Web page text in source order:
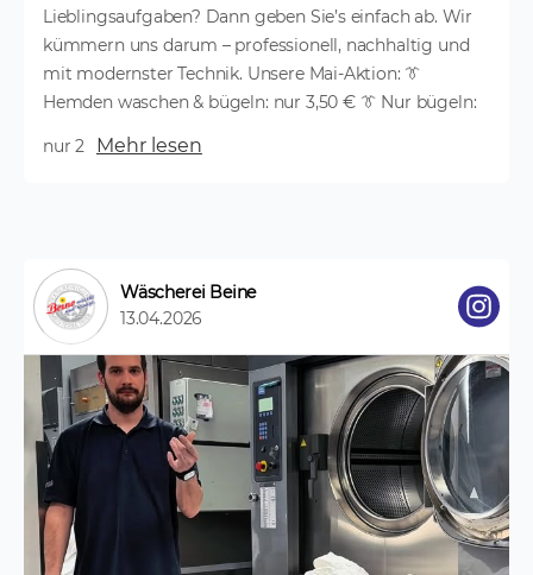
Lieblingsaufgaben? Dann geben Sie’s einfach ab. Wir
kümmern uns darum – professionell, nachhaltig und
mit modernster Technik. Unsere Mai-Aktion: 👔
Hemden waschen & bügeln: nur 3,50 € 👔 Nur bügeln:
nur 2 Mehr lesen
Wäscherei Beine
13.04.2026